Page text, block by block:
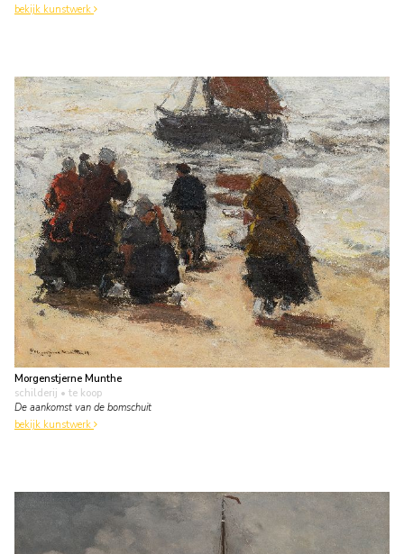
bekijk kunstwerk
Morgenstjerne Munthe
schilderij • te koop
De aankomst van de bomschuit
bekijk kunstwerk